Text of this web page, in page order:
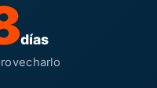
días